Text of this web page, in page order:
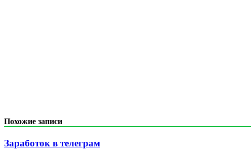
Похожие записи
Заработок в телеграм